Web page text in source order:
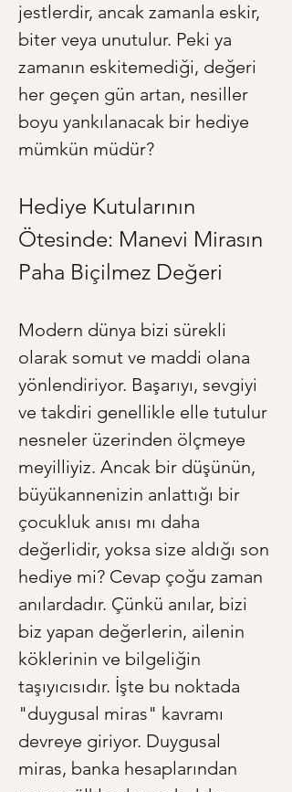
jestlerdir, ancak zamanla eskir,
biter veya unutulur. Peki ya
zamanın eskitemediği, değeri
her geçen gün artan, nesiller
boyu yankılanacak bir hediye
mümkün müdür?
Hediye Kutularının
Ötesinde: Manevi Mirasın
Paha Biçilmez Değeri
Modern dünya bizi sürekli
olarak somut ve maddi olana
yönlendiriyor. Başarıyı, sevgiyi
ve takdiri genellikle elle tutulur
nesneler üzerinden ölçmeye
meyilliyiz. Ancak bir düşünün,
büyükannenizin anlattığı bir
çocukluk anısı mı daha
değerlidir, yoksa size aldığı son
hediye mi? Cevap çoğu zaman
anılardadır. Çünkü anılar, bizi
biz yapan değerlerin, ailenin
köklerinin ve bilgeliğin
taşıyıcısıdır. İşte bu noktada
"duygusal miras" kavramı
devreye giriyor. Duygusal
miras, banka hesaplarından